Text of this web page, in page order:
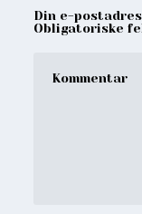
Din e-
Obligatoriske